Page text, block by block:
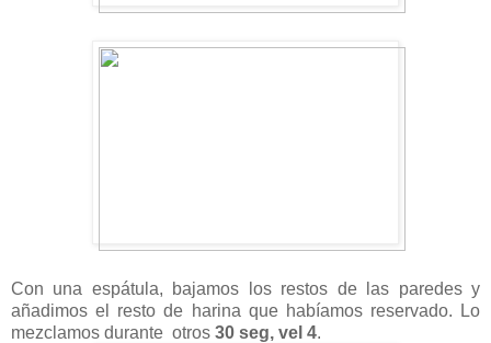
Con una espátula, bajamos los restos de las paredes y
añadimos el resto de harina que habíamos reservado. Lo
mezclamos durante otros 30 seg, vel 4.